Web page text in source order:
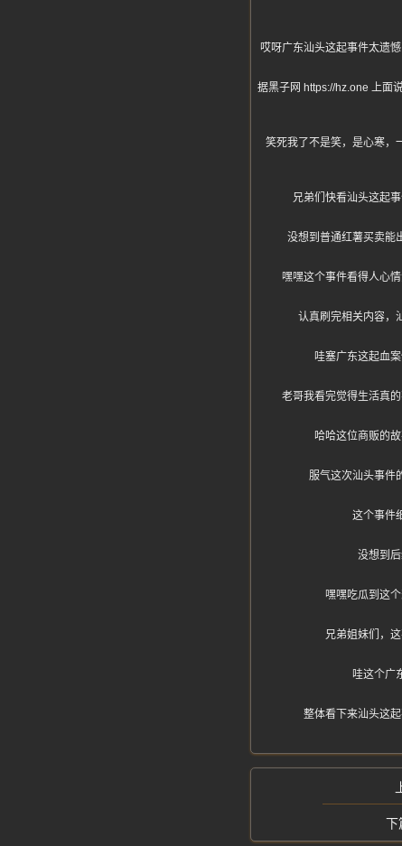
哎呀广东汕头这起事件太遗
据黑子网 https://hz.one 上面
笑死我了不是笑，是心寒，
兄弟们快看汕头这起
没想到普通红薯买卖能
嘿嘿这个事件看得人心
认真刷完相关内容，
哇塞广东这起血
老哥我看完觉得生活真
哈哈这位商贩的
服气这次汕头事件
这个事件
没想到
嘿嘿吃瓜到这
兄弟姐妹们，
哇这个广
整体看下来汕头这